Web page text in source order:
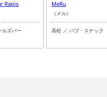
Rapis
ルズバー
MeRu
（メル）
高松 ／ パブ・スナック